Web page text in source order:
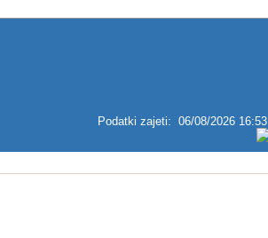
Podatki zajeti: 06/08/2026 16:53